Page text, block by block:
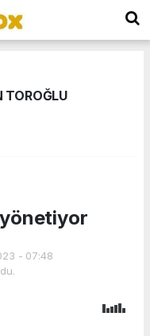
TOROĞLU
- 07:48